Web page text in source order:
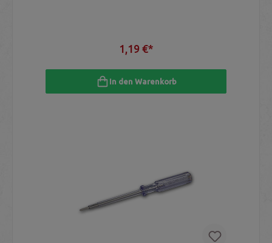
1,19 €*
In den Warenkorb